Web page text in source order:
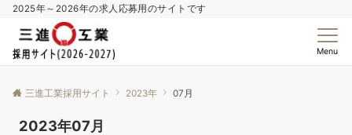
2025年～2026年の求人応募用のサイトです
Menu
三進工業採用サイト 2023年 07月
2023年07月